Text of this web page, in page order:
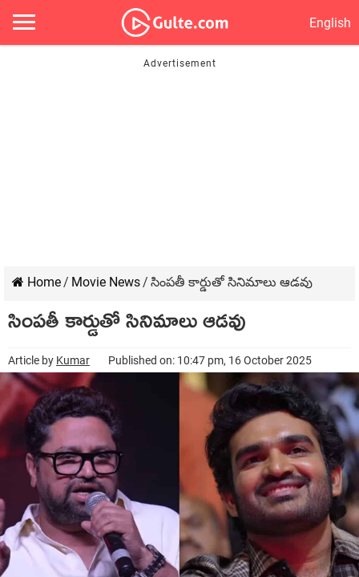
English
Home/ Movie News/ సింపతీ కార్డుతో సినిమాలు ఆడవు
సింపతీ కార్డుతో సినిమాలు ఆడవు
Article by Kumar Published on: 10:47 pm, 16 October 2025